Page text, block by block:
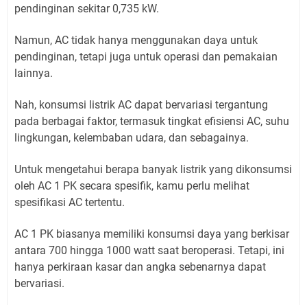
pendinginan sekitar 0,735 kW.
Namun, AC tidak hanya menggunakan daya untuk
pendinginan, tetapi juga untuk operasi dan pemakaian
lainnya.
Nah, konsumsi listrik AC dapat bervariasi tergantung
pada berbagai faktor, termasuk tingkat efisiensi AC, suhu
lingkungan, kelembaban udara, dan sebagainya.
Untuk mengetahui berapa banyak listrik yang dikonsumsi
oleh AC 1 PK secara spesifik, kamu perlu melihat
spesifikasi AC tertentu.
AC 1 PK biasanya memiliki konsumsi daya yang berkisar
antara 700 hingga 1000 watt saat beroperasi. Tetapi, ini
hanya perkiraan kasar dan angka sebenarnya dapat
bervariasi.